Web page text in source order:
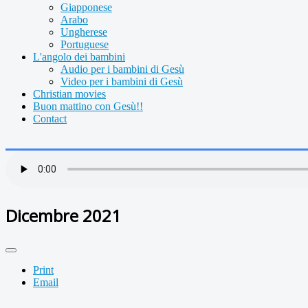
Giapponese
Arabo
Ungherese
Portuguese
L'angolo dei bambini
Audio per i bambini di Gesù
Video per i bambini di Gesù
Christian movies
Buon mattino con Gesù!!
Contact
Dicembre 2021
Print
Email